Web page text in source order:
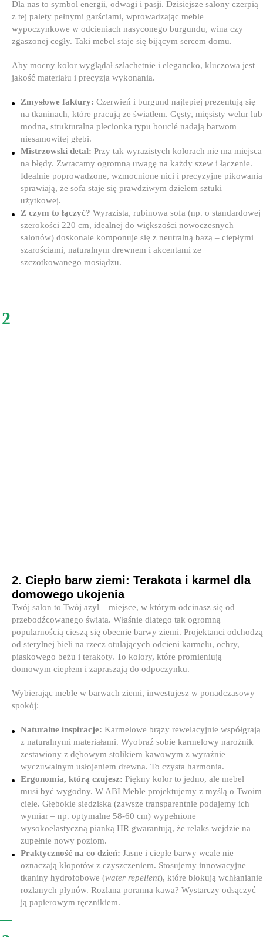
Dla nas to symbol energii, odwagi i pasji. Dzisiejsze salony czerpią
z tej palety pełnymi garściami, wprowadzając meble
wypoczynkowe w odcieniach nasyconego burgundu, wina czy
zgaszonej cegły. Taki mebel staje się bijącym sercem domu.
Aby mocny kolor wyglądał szlachetnie i elegancko, kluczowa jest
jakość materiału i precyzja wykonania.
Zmysłowe faktury: Czerwień i burgund najlepiej prezentują się
na tkaninach, które pracują ze światłem. Gęsty, mięsisty welur lub
modna, strukturalna plecionka typu bouclé nadają barwom
niesamowitej głębi.
Mistrzowski detal: Przy tak wyrazistych kolorach nie ma miejsca
na błędy. Zwracamy ogromną uwagę na każdy szew i łączenie.
Idealnie poprowadzone, wzmocnione nici i precyzyjne pikowania
sprawiają, że sofa staje się prawdziwym dziełem sztuki
użytkowej.
Z czym to łączyć? Wyrazista, rubinowa sofa (np. o standardowej
szerokości 220 cm, idealnej do większości nowoczesnych
salonów) doskonale komponuje się z neutralną bazą – ciepłymi
szarościami, naturalnym drewnem i akcentami ze
szczotkowanego mosiądzu.
2
2. Ciepło barw ziemi: Terakota i karmel dla
domowego ukojenia
Twój salon to Twój azyl – miejsce, w którym odcinasz się od
przebodźcowanego świata. Właśnie dlatego tak ogromną
popularnością cieszą się obecnie barwy ziemi. Projektanci odchodzą
od sterylnej bieli na rzecz otulających odcieni karmelu, ochry,
piaskowego beżu i terakoty. To kolory, które promieniują
domowym ciepłem i zapraszają do odpoczynku.
Wybierając meble w barwach ziemi, inwestujesz w ponadczasowy
spokój:
Naturalne inspiracje: Karmelowe brązy rewelacyjnie współgrają
z naturalnymi materiałami. Wyobraź sobie karmelowy narożnik
zestawiony z dębowym stolikiem kawowym z wyraźnie
wyczuwalnym usłojeniem drewna. To czysta harmonia.
Ergonomia, którą czujesz: Piękny kolor to jedno, ale mebel
musi być wygodny. W ABI Meble projektujemy z myślą o Twoim
ciele. Głębokie siedziska (zawsze transparentnie podajemy ich
wymiar – np. optymalne 58-60 cm) wypełnione
wysokoelastyczną pianką HR gwarantują, że relaks wejdzie na
zupełnie nowy poziom.
Praktyczność na co dzień: Jasne i ciepłe barwy wcale nie
oznaczają kłopotów z czyszczeniem. Stosujemy innowacyjne
tkaniny hydrofobowe (water repellent), które blokują wchłanianie
rozlanych płynów. Rozlana poranna kawa? Wystarczy odsączyć
ją papierowym ręcznikiem.